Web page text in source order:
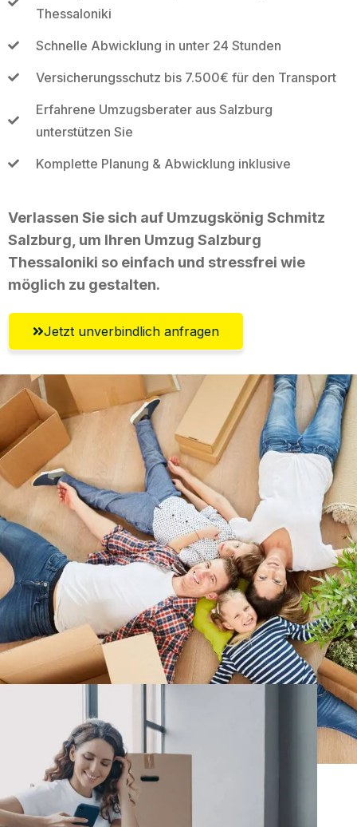
Thessaloniki
Schnelle Abwicklung in unter 24 Stunden
Versicherungsschutz bis 7.500€ für den Transport
Erfahrene Umzugsberater aus Salzburg
unterstützen Sie
Komplette Planung & Abwicklung inklusive
Verlassen Sie sich auf Umzugskönig Schmitz
Salzburg, um Ihren Umzug Salzburg
Thessaloniki so einfach und stressfrei wie
möglich zu gestalten.
Jetzt unverbindlich anfragen